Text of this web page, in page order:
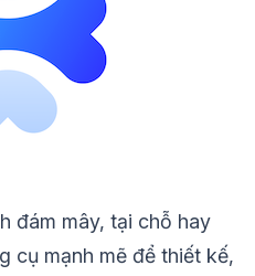
đám mây, tại chỗ hay
cụ mạnh mẽ để thiết kế,